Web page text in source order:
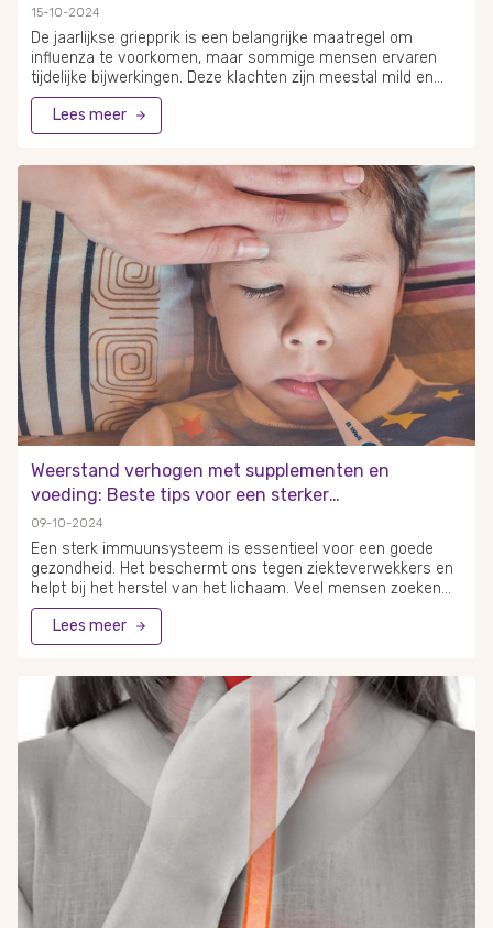
15-10-2024
De jaarlijkse griepprik is een belangrijke maatregel om
influenza te voorkomen, maar sommige mensen ervaren
tijdelijke bijwerkingen. Deze klachten zijn meestal mild en
verdwijnen binnen enkele dagen. Naast de griepprik kunnen
bepaalde voedingsmiddelen en supplementen helpen om
het immuunsysteem te versterken en griepsymptomen te
ondersteunen van de afweer tegen het griepvirus.
Citrusvruchten, bessen en groene groenten zijn rijk aan
vitamine C en kunnen bijdragen aan een betere weerstand.
Daarnaast kunnen vitamine D en zink supplementen de
luchtwegen ondersteunen en de duur van griepachtige
verschijnselen verkorten.
Lees meer
Weerstand verhogen met supplementen en
voeding: Beste tips voor een sterker
immuunsysteem
09-10-2024
Een sterk immuunsysteem is essentieel voor een goede
gezondheid. Het beschermt ons tegen ziekteverwekkers en
helpt bij het herstel van het lichaam. Veel mensen zoeken
naar manieren om hun weerstand te verbeteren, vooral
tijdens seizoenen waarin verkoudheden en griep vaker
voorkomen. Een combinatie van de juiste voeding en
te ondersteunen en de weerstand te verhogen.
Voedingsmiddelen rijk aan vitamines en mineralen vormen
de basis voor een gezond immuunsysteem. Vitamine C,
zink, probiotica en vitamine D zijn enkele van de meest
effectieve supplementen voor het versterken van de
Lees meer